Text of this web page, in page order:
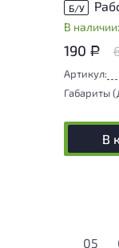
Б/У
В
190 Р
Артикул:
Габариты
В
05